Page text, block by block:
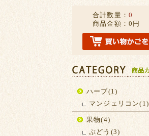
合計数量： 0
商品金額： 0円
ハーブ(1)
マンジェリコン(1)
果物(4)
ぶどう(3)